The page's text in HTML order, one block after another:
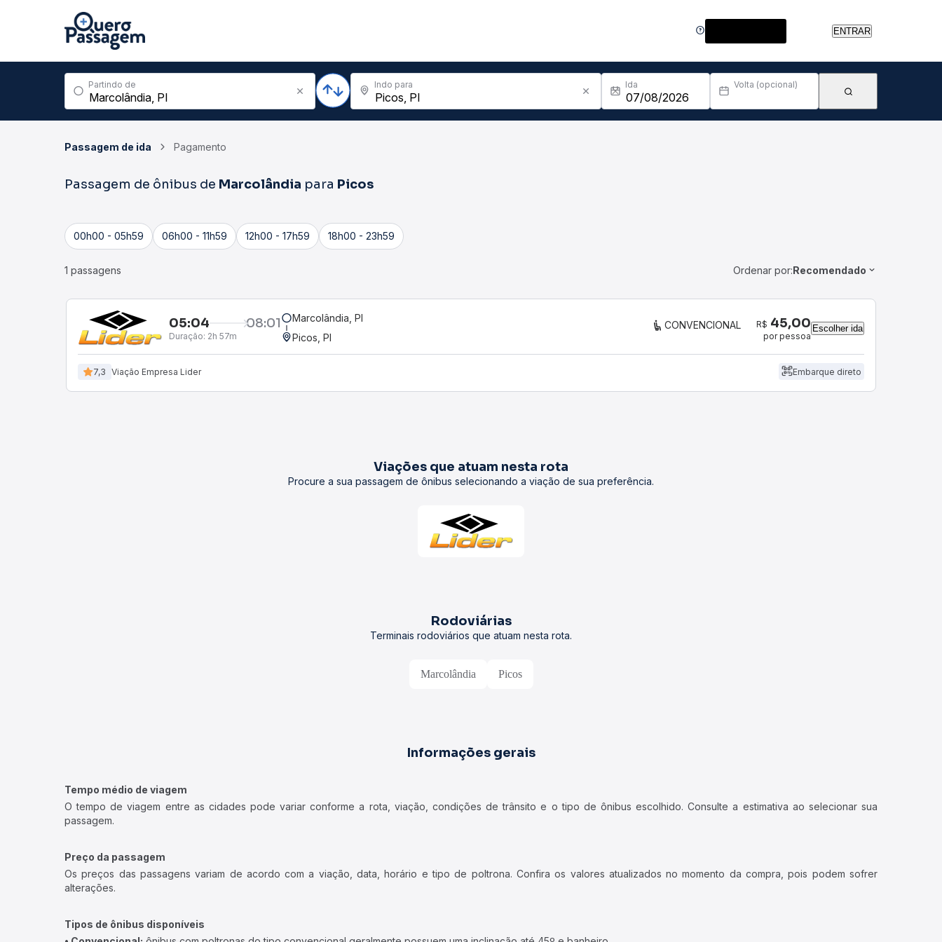
ENTRAR
Partindo de Indo para Ida Volta (opcional)
Passagem de ida Pagamento
Passagem de ônibus de Marcolândia para Picos
00h00 - 05h59 06h00 - 11h59 12h00 - 17h59 18h00 - 23h59
1 passagens Ordenar por:Recomendado
05:04 08:01
Duração: 2h 57m
Marcolândia, PI
Picos, PI
CONVENCIONAL R$ 45,00
por pessoa
Escolher ida
7,3 Viação Empresa Lider Embarque direto
Viações que atuam nesta rota
Procure a sua passagem de ônibus selecionando a viação de sua preferência.
Rodoviárias
Terminais rodoviários que atuam nesta rota.
Marcolândia Picos
Informações gerais
Tempo médio de viagem
O tempo de viagem entre as cidades pode variar conforme a rota, viação, condições de trânsito e o tipo de ônibus escolhido. Consulte a estimativa ao selecionar sua
passagem.
Preço da passagem
Os preços das passagens variam de acordo com a viação, data, horário e tipo de poltrona. Confira os valores atualizados no momento da compra, pois podem sofrer
alterações.
Tipos de ônibus disponíveis